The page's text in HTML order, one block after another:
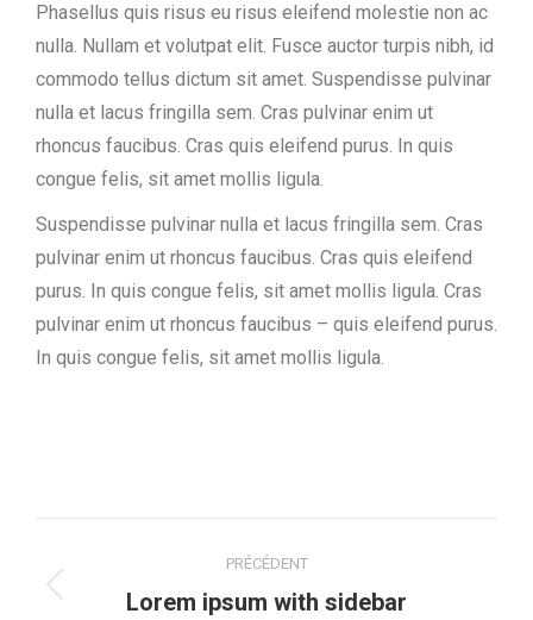
Phasellus quis risus eu risus eleifend molestie non ac
nulla. Nullam et volutpat elit. Fusce auctor turpis nibh, id
commodo tellus dictum sit amet. Suspendisse pulvinar
nulla et lacus fringilla sem. Cras pulvinar enim ut
rhoncus faucibus. Cras quis eleifend purus. In quis
congue felis, sit amet mollis ligula.
Suspendisse pulvinar nulla et lacus fringilla sem. Cras
pulvinar enim ut rhoncus faucibus. Cras quis eleifend
purus. In quis congue felis, sit amet mollis ligula. Cras
pulvinar enim ut rhoncus faucibus – quis eleifend purus.
In quis congue felis, sit amet mollis ligula.
de
PRÉCÉDENT
Onglet
Lorem ipsum with sidebar